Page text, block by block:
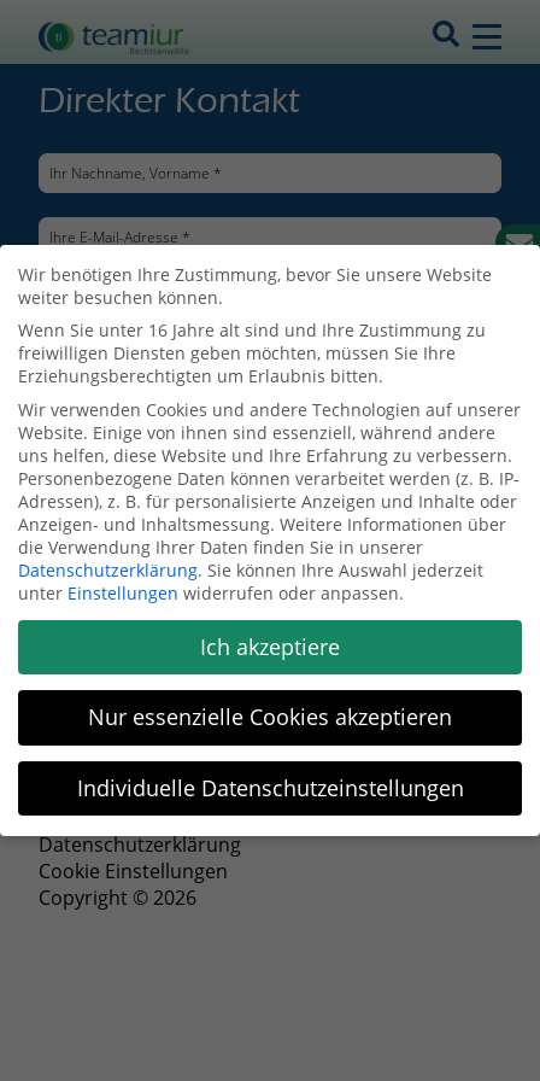
Direkter Kontakt
Ich bin mit der Verarbeitung meiner Daten entsprechend der
Datenschutzerklärungeinverstanden.
Anfrage senden
Impressum
Datenschutzerklärung
Cookie Einstellungen
Copyright © 2026
Wir benötigen Ihre Zustimmung, bevor Sie unsere Website
weiter besuchen können.
Wenn Sie unter 16 Jahre alt sind und Ihre Zustimmung zu
freiwilligen Diensten geben möchten, müssen Sie Ihre
Erziehungsberechtigten um Erlaubnis bitten.
Wir verwenden Cookies und andere Technologien auf unserer
Website. Einige von ihnen sind essenziell, während andere
uns helfen, diese Website und Ihre Erfahrung zu verbessern.
Personenbezogene Daten können verarbeitet werden (z. B. IP-
Adressen), z. B. für personalisierte Anzeigen und Inhalte oder
Anzeigen- und Inhaltsmessung. Weitere Informationen über
die Verwendung Ihrer Daten finden Sie in unserer
Datenschutzerklärung. Sie können Ihre Auswahl jederzeit
unter Einstellungen widerrufen oder anpassen.
Ich akzeptiere
Nur essenzielle Cookies akzeptieren
Individuelle Datenschutzeinstellungen
Datenschutzeinstellungen
Wenn Sie unter 16 Jahre alt sind und Ihre Zustimmung zu
freiwilligen Diensten geben möchten, müssen Sie Ihre